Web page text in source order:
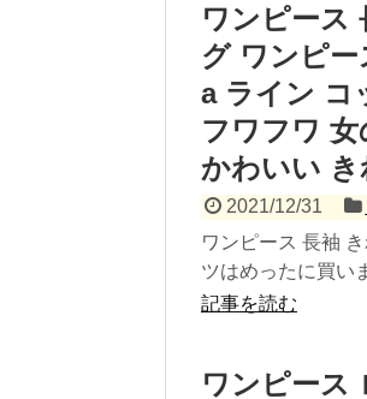
ワンピース
グ ワンピ
a ライン コ
フワフワ
かわいい き
2021/12/31
ワンピース 長袖
ツはめったに買い
記事を読む
ワンピース